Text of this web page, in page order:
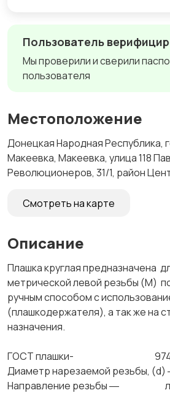
Пользователь
Мы проверили и сверили
пользователя
Местоположение
Донецкая Народная Республика,
Макеевка, Макеевка, улица 118
Революционеров, 31/1, район
Смотреть на карте
Описание
Плашка круглая предназначена
метрической левой резьбы (М)
ручным способом с
(плашкодержателя), а так же на
назначения.
ГОСТ плашки-
Диаметр нарезаемой резьбы,
Направление резьбы ―